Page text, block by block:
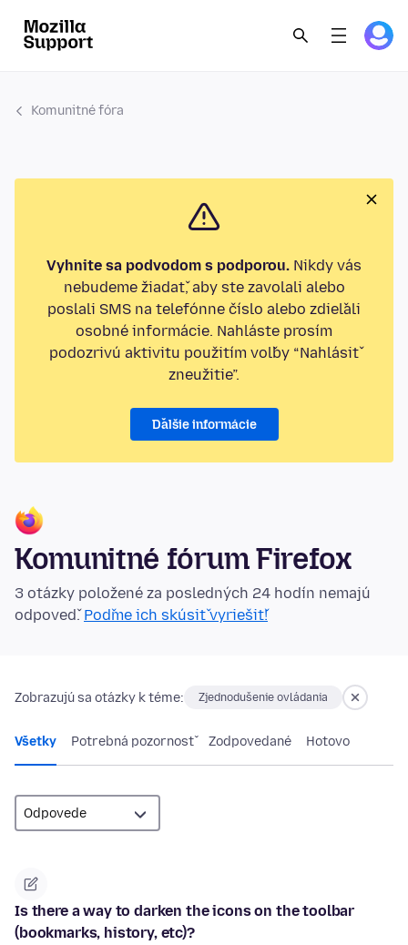
Komunitné fóra
Vyhnite sa podvodom s podporou. Nikdy vás
nebudeme žiadať, aby ste zavolali alebo
poslali SMS na telefónne číslo alebo zdieľali
osobné informácie. Nahláste prosím
podozrivú aktivitu použitím voľby “Nahlásiť
zneužitie”.
Ďalšie informácie
Komunitné fórum Firefox
3 otázky položené za posledných 24 hodín nemajú
odpoveď.Poďme ich skúsiť vyriešiť!
Zobrazujú sa otázky k téme: Zjednodušenie ovládania
Všetky Potrebná pozornosť Zodpovedané Hotovo
Is there a way to darken the icons on the toolbar
(bookmarks, history, etc)?